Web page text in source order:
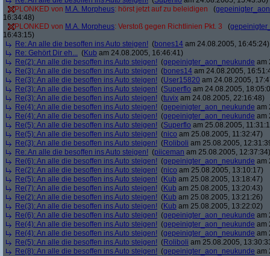
PLONKED von M.A. Morpheus: hörst jetzt auf zu beleidigen (
16:34:48)
PLONKED von M.A. Morpheus: Verstoß gegen Richtlinien Pkt. 3 (
16:43:15)
Re: An alle die besoffen ins Auto steigen! (bones14 am 24.08.2005, 16:45:24)
Re: Gehört Dir eh... (Kub am 24.08.2005, 16:46:41)
Re(2): An alle die besoffen ins Auto steigen! (gepeinigter_aon_neukunde am
Re(3): An alle die besoffen ins Auto steigen! (bones14 am 24.08.2005,
Re(3): An alle die besoffen ins Auto steigen! (User15820 am 24.08.2005,
Re(3): An alle die besoffen ins Auto steigen! (Superflo am 24.08.2005,
Re(3): An alle die besoffen ins Auto steigen! (tuvix am 24.08.2005, 22:16:48)
Re(4): An alle die besoffen ins Auto steigen! (gepeinigter_aon_neukunde am
Re(4): An alle die besoffen ins Auto steigen! (gepeinigter_aon_neukunde am
Re(5): An alle die besoffen ins Auto steigen! (Superflo am 25.08.2005,
Re(5): An alle die besoffen ins Auto steigen! (nico am 25.08.2005, 11:32:47)
Re(3): An alle die besoffen ins Auto steigen! (Roliboli am 25.08.2005,
Re: An alle die besoffen ins Auto steigen! (piiceman am 25.08.2005, 12:37:34)
Re(6): An alle die besoffen ins Auto steigen! (gepeinigter_aon_neukunde am
Re(2): An alle die besoffen ins Auto steigen! (nico am 25.08.2005, 13:10:17)
Re(5): An alle die besoffen ins Auto steigen! (Kub am 25.08.2005, 13:18:47)
Re(7): An alle die besoffen ins Auto steigen! (Kub am 25.08.2005, 13:20:43)
Re(2): An alle die besoffen ins Auto steigen! (Kub am 25.08.2005, 13:21:26)
Re(3): An alle die besoffen ins Auto steigen! (Kub am 25.08.2005, 13:22:02)
Re(6): An alle die besoffen ins Auto steigen! (gepeinigter_aon_neukunde am
Re(4): An alle die besoffen ins Auto steigen! (gepeinigter_aon_neukunde am
Re(4): An alle die besoffen ins Auto steigen! (gepeinigter_aon_neukunde am
Re(5): An alle die besoffen ins Auto steigen! (Roliboli am 25.08.2005,
Re(8): An alle die besoffen ins Auto steigen! (gepeinigter_aon_neukunde am